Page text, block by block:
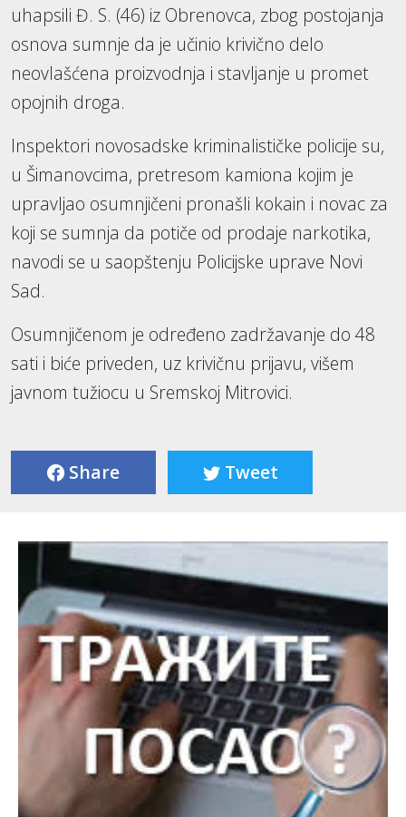
uhapsili Đ. S. (46) iz Obrenovca, zbog postojanja
osnova sumnje da je učinio krivično delo
neovlašćena proizvodnja i stavljanje u promet
opojnih droga.
Inspektori novosadske kriminalističke policije su,
u Šimanovcima, pretresom kamiona kojim je
upravljao osumnjičeni pronašli kokain i novac za
koji se sumnja da potiče od prodaje narkotika,
navodi se u saopštenju Policijske uprave Novi
Sad.
Osumnjičenom je određeno zadržavanje do 48
sati i biće priveden, uz krivičnu prijavu, višem
javnom tužiocu u Sremskoj Mitrovici.
Share Tweet